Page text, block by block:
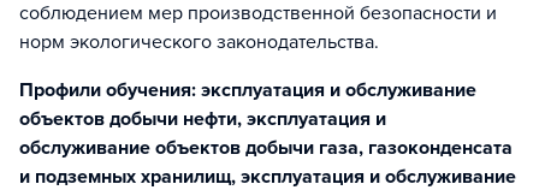
соблюдением мер производственной безопасности и
норм экологического законодательства.
Профили обучения: эксплуатация и обслуживание
объектов добычи нефти, эксплуатация и
обслуживание объектов добычи газа, газоконденсата
и подземных хранилищ, эксплуатация и обслуживание